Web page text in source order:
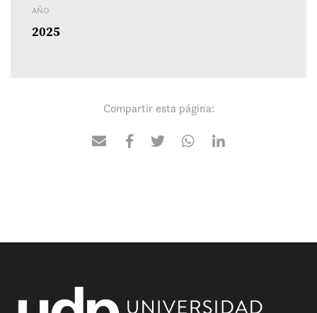
AÑO
2025
Compartir esta página: